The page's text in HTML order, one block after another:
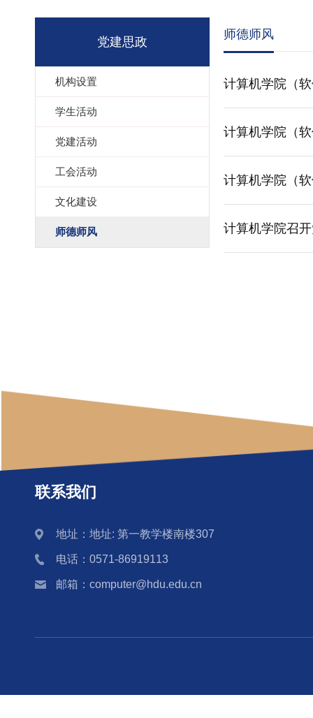
党建思政
机构设置
学生活动
党建活动
工会活动
文化建设
师德师风
师德师风
计算机学院（
计算机学院（
计算机学院（
计算机学院召
联系我们
地址：地址: 第一教学楼南楼307
电话：0571-86919113
邮箱：computer@hdu.edu.cn